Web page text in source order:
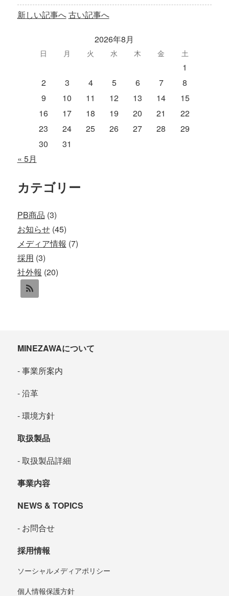
新しい記事へ古い記事へ
2026年8月
日 月 火 水 木 金 土
1
2
3 4 5 6 7
8
9
10 11 12 13 14
15
16
17 18 19 20 21
22
23
24 25 26 27 28
29
30
31
« 5月
カテゴリー
PB商品 (3)
お知らせ(45)
メディア情報 (7)
採用 (3)
社外報 (20)
MINEZAWAについて
事業所案内
沿革
環境方針
取扱製品
取扱製品詳細
事業内容
NEWS & TOPICS
お問合せ
採用情報
ソーシャルメディアポリシー
個人情報保護方針